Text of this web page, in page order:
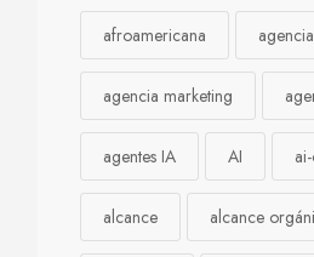
afroamericana agencia
agencia marketing
agentes IA AI
alcance alcance